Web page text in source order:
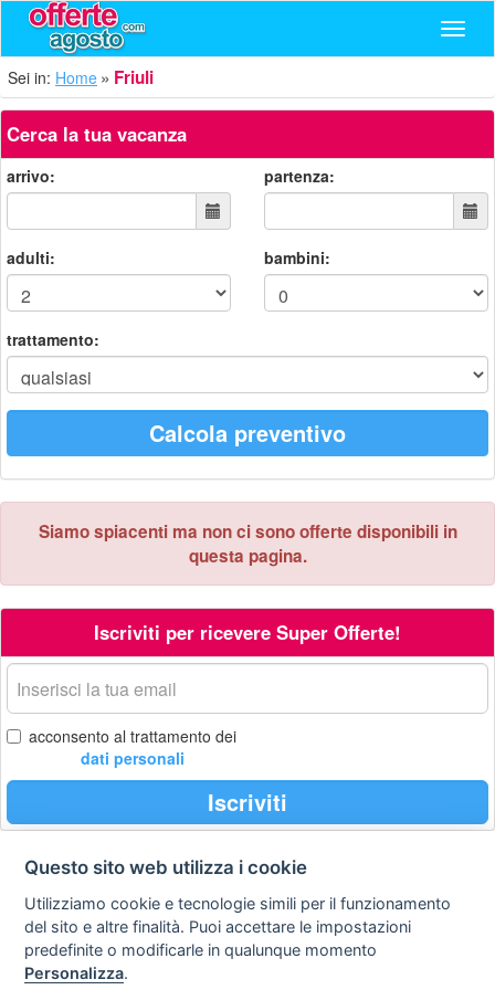
Sei in: Home Friuli
Cerca la tua vacanza
arrivo: partenza:
adulti: bambini:
trattamento:
Calcola preventivo
Siamo spiacenti ma non ci sono offerte disponibili in
questa pagina.
Iscriviti per ricevere Super Offerte!
La
tua
email
acconsento al trattamento dei
dati personali
Iscriviti
Contatti
Privacy
policy
legale
Preferenze cookie
Questo sito web utilizza i cookie
Utilizziamo cookie e tecnologie simili per il funzionamento
del sito e altre finalità. Puoi accettare le impostazioni
predefinite o modificarle in qualunque momento
Personalizza.